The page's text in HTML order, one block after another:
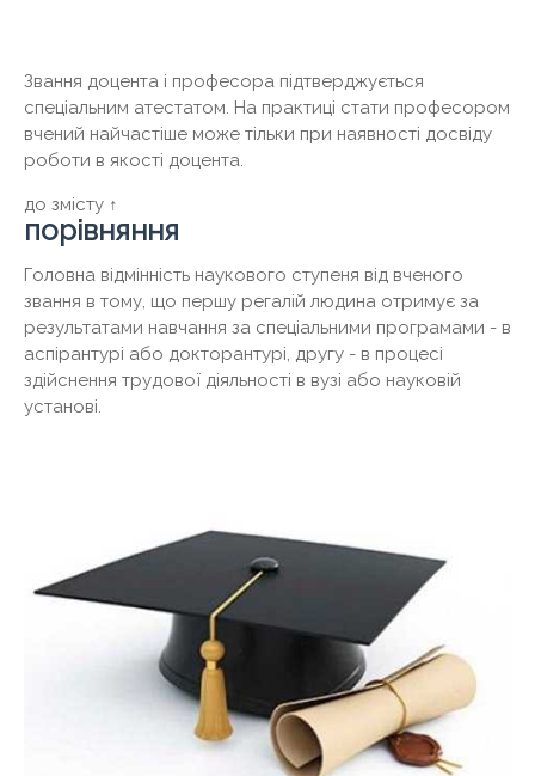
Звання доцента і професора підтверджується
спеціальним атестатом. На практиці стати професором
вчений найчастіше може тільки при наявності досвіду
роботи в якості доцента.
до змісту ↑
порівняння
Головна відмінність наукового ступеня від вченого
звання в тому, що першу регалій людина отримує за
результатами навчання за спеціальними програмами - в
аспірантурі або докторантурі, другу - в процесі
здійснення трудової діяльності в вузі або науковій
установі.